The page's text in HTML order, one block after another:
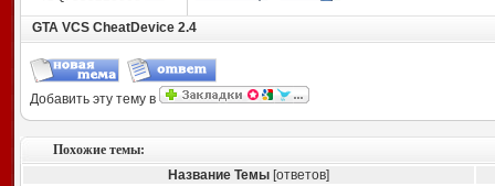
GTA VCS CheatDevice 2.4
Добавить эту тему в
Похожие темы:
Название Темы[ответов]